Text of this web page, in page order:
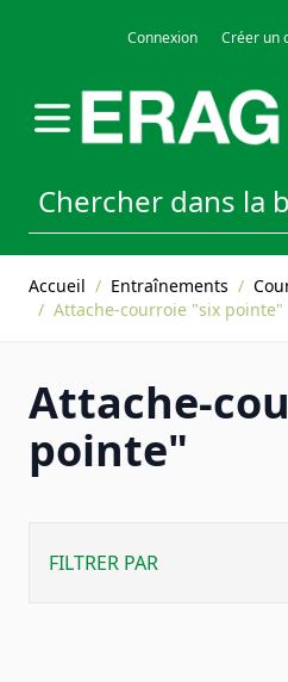
Connexion Créer un
Accueil / Entraînements /
/ Attache-courroie "six pointe"
Attache-
pointe"
FILTRER PAR